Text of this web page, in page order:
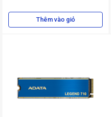
Thêm vào giỏ